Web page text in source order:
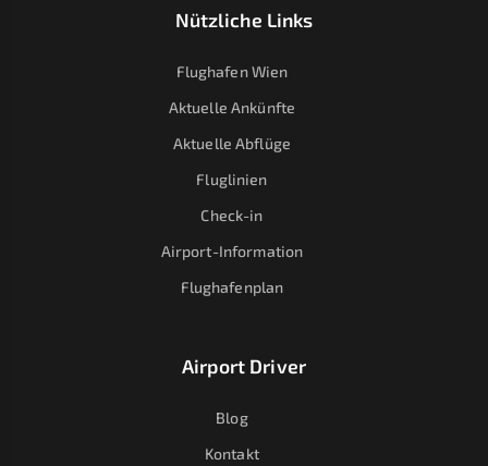
Nützliche Links
Flughafen Wien
Aktuelle Ankünfte
Aktuelle Abflüge
Fluglinien
Check-in
Airport-Information
Flughafenplan
Airport Driver
Blog
Kontakt